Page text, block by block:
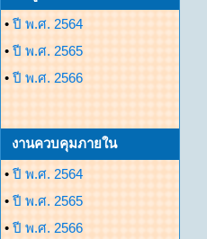
• ปี พ.ศ. 2564
• ปี พ.ศ. 2565
• ปี พ.ศ. 2566
งานควบคุมภายใน
• ปี พ.ศ. 2564
• ปี พ.ศ. 2565
• ปี พ.ศ. 2566